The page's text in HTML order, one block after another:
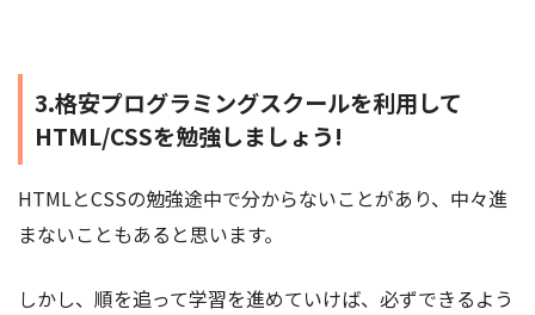
3.格安プログラミングスクールを利用して
HTML/CSSを勉強しましょう!
HTMLとCSSの勉強途中で分からないことがあり、中々進
まないこともあると思います。
しかし、順を追って学習を進めていけば、必ずできるよう